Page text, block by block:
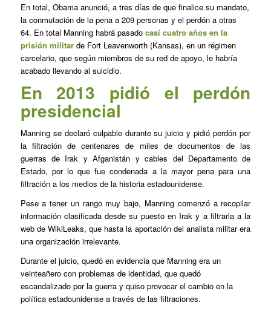
En total, Obama anunció, a tres días de que finalice su mandato,
la conmutación de la pena a 209 personas y el perdón a otras
64. En total Manning habrá pasadocasi cuatro años en la
prisión militar de Fort Leavenworth (Kansas), en un régimen
carcelario, que según miembros de su red de apoyo, le habría
acabado llevando al suicidio.
En 2013 pidió el perdón
presidencial
Manning se declaró culpable durante su juicio y pidió perdón por
la filtración de centenares de miles de documentos de las
guerras de Irak y Afganistán y cables del Departamento de
Estado, por lo que fue condenada a la mayor pena para una
filtración a los medios de la historia estadounidense.
Pese a tener un rango muy bajo, Manning comenzó a recopilar
información clasificada desde su puesto en Irak y a filtrarla a la
web de WikiLeaks, que hasta la aportación del analista militar era
una organización irrelevante.
Durante el juicio, quedó en evidencia que Manning era un
veinteañero con problemas de identidad, que quedó
escandalizado por la guerra y quiso provocar el cambio en la
política estadounidense a través de las filtraciones.